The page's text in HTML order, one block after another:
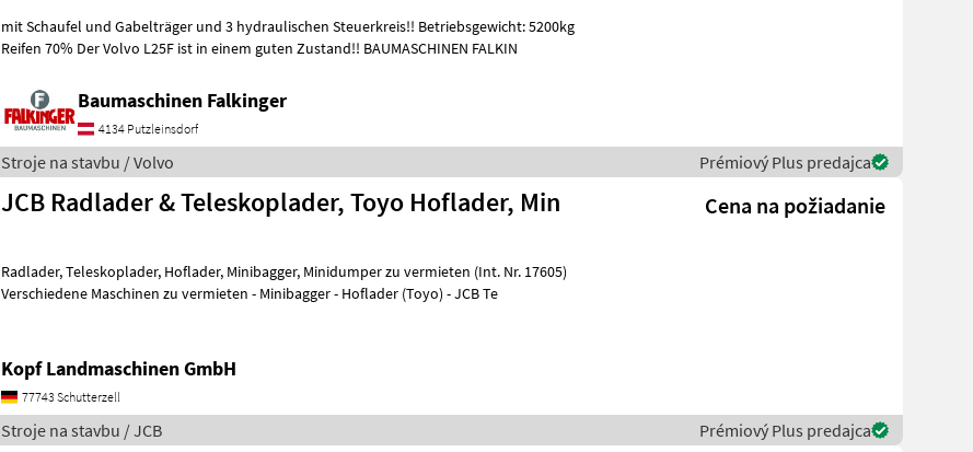
mit Schaufel und Gabelträger und 3 hydraulischen Steuerkreis!! Betriebsgewicht: 5200kg
Reifen 70% Der Volvo L25F ist in einem guten Zustand!! BAUMASCHINEN FALKIN
Baumaschinen Falkinger
4134 Putzleinsdorf
Stroje na stavbu / Volvo Prémiový Plus predajca
JCB Radlader & Teleskoplader, Toyo Hoflader, Min Cena na požiadanie
Radlader, Teleskoplader, Hoflader, Minibagger, Minidumper zu vermieten (Int. Nr. 17605)
Verschiedene Maschinen zu vermieten - Minibagger - Hoflader (Toyo) - JCB Te
Kopf Landmaschinen GmbH
77743 Schutterzell
Stroje na stavbu / JCB Prémiový Plus predajca